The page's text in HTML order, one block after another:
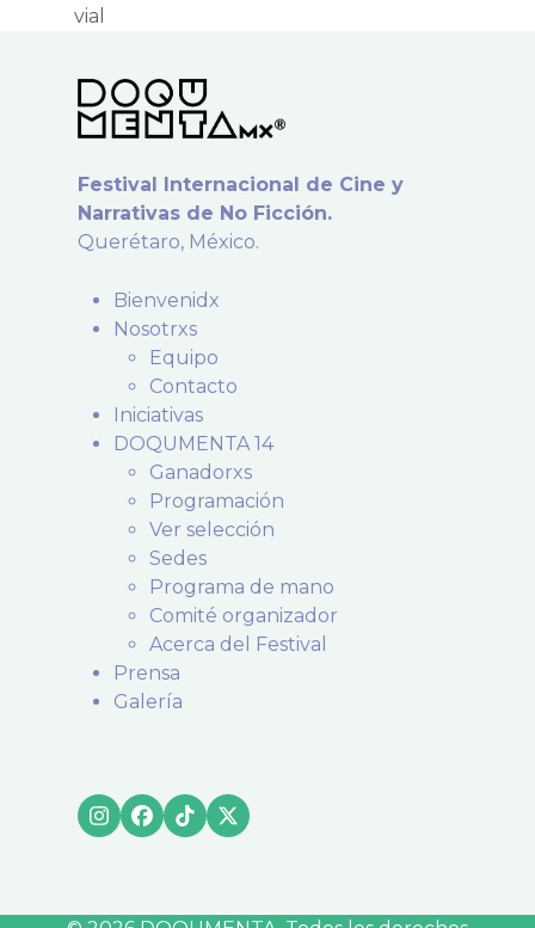
post:
vial
Festival Internacional de Cine y
Narrativas de No Ficción.
Querétaro, México.
Bienvenidx
Nosotrxs
Equipo
Contacto
Iniciativas
DOQUMENTA 14
Ganadorxs
Programación
Ver selección
Sedes
Programa de mano
Comité organizador
Acerca del Festival
Prensa
Galería
Instagram
Facebook
Tiktok
X